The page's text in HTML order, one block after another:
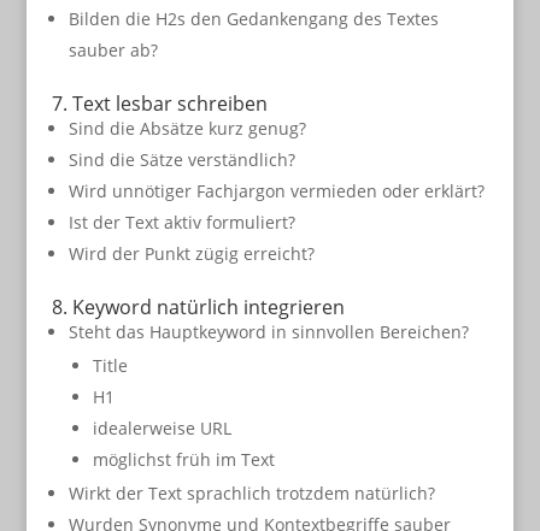
Bilden die H2s den Gedankengang des Textes
sauber ab?
7. Text lesbar schreiben
Sind die Absätze kurz genug?
Sind die Sätze verständlich?
Wird unnötiger Fachjargon vermieden oder erklärt?
Ist der Text aktiv formuliert?
Wird der Punkt zügig erreicht?
8. Keyword natürlich integrieren
Steht das Hauptkeyword in sinnvollen Bereichen?
Title
H1
idealerweise URL
möglichst früh im Text
Wirkt der Text sprachlich trotzdem natürlich?
Wurden Synonyme und Kontextbegriffe sauber